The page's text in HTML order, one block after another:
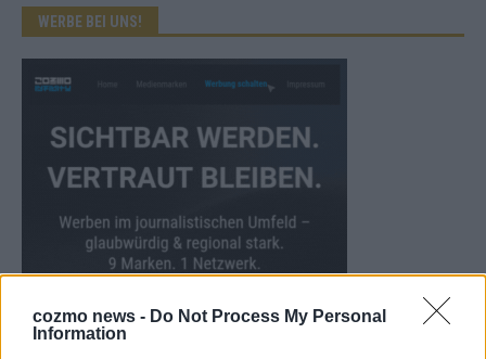
cozmo news - Do Not Process My Personal
Information
WERBE BEI UNS!